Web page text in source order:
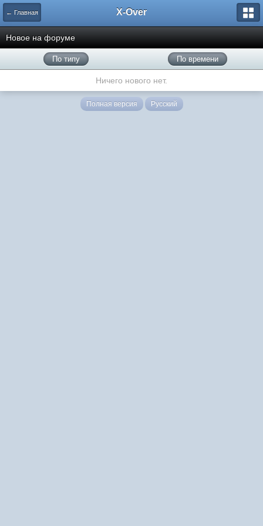
← Главная X-Over
Новое на форуме
По типу По времени
Ничего нового нет.
Полная версия Русский